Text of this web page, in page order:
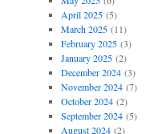
April 2025(5)
March 2025(11)
February 2025(3)
January 2025(2)
December 2024(3)
November 2024(7)
October 2024(2)
September 2024(5)
August 2024(2)